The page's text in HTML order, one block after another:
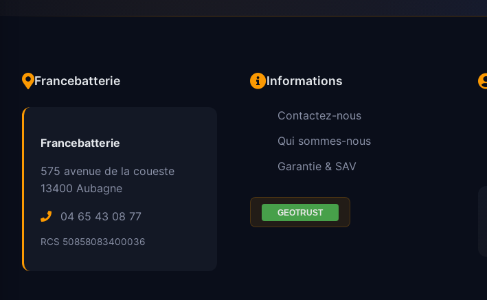
Francebatterie
Francebatterie
575 avenue de la coueste
13400 Aubagne
04 65 43 08 77
RCS 50858083400036
Informations
Contactez-nous
Qui sommes-nous
Garantie & SAV